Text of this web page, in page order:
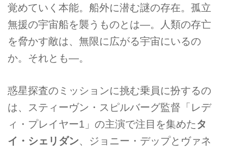
覚めていく本能。船外に潜む謎の存在。孤立
無援の宇宙船を襲うものとは―。人類の存亡
を脅かす敵は、無限に広がる宇宙にいるの
か。それとも―。
惑星探査のミッションに挑む乗員に扮するの
は、スティーヴン・スピルバーグ監督「レデ
ィ・プレイヤー1」の主演で注目を集めたタ
イ・シェリダン、ジョニー・デップとヴァネ